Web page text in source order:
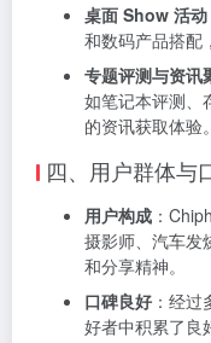
桌面 Show 活动
和数码产品搭配
专题评测与资讯
如笔记本评测、
的资讯获取体验。
四、用户群体与
用户构成 ：
摄影师、汽车发
和分享精神。
口碑良好 ：经
好者中积累了良